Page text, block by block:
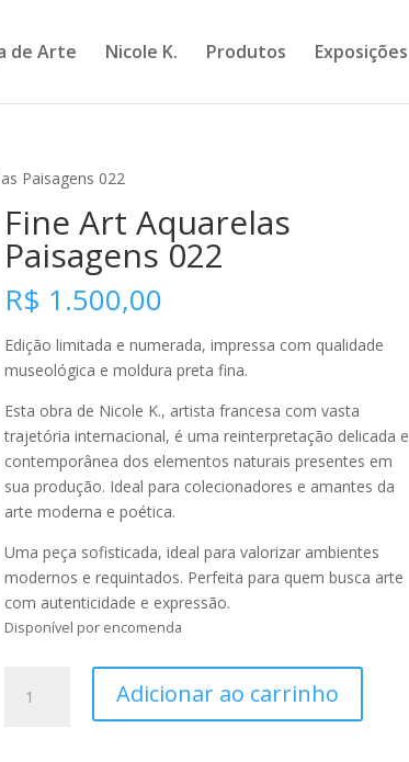
de Arte Nicole K. Produtos Exposições
Paisagens 022
Fine Art Aquarelas
Paisagens 022
R$ 1.500,00
Edição limitada e numerada, impressa com qualidade
museológica e moldura preta fina.
Esta obra de Nicole K., artista francesa com vasta
trajetória internacional, é uma reinterpretação delicada e
contemporânea dos elementos naturais presentes em
sua produção. Ideal para colecionadores e amantes da
arte moderna e poética.
Uma peça sofisticada, ideal para valorizar ambientes
modernos e requintados. Perfeita para quem busca arte
com autenticidade e expressão.
Disponível por encomenda
Adicionar ao carrinho